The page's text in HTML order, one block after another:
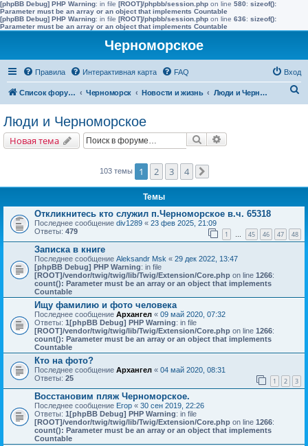
[phpBB Debug] PHP Warning: in file [ROOT]/phpbb/session.php on line 580: sizeof():
Parameter must be an array or an object that implements Countable
[phpBB Debug] PHP Warning: in file [ROOT]/phpbb/session.php on line 636: sizeof():
Parameter must be an array or an object that implements Countable
Черноморское
Правила Интерактивная карта FAQ Вход
Список форумов Черноморск Новости и жизнь Люди и Черноморское
Люди и Черноморское
Новая тема Поиск
103 темы 1 2 3 4
Темы
Откликнитесь кто служил п.Черноморское в.ч. 65318
Последнее сообщение div1289 « 23 фев 2025, 21:09
Ответы: 479 1 … 45 46 47 48
Записка в книге
Последнее сообщение Aleksandr Msk « 29 дек 2022, 13:47
[phpBB Debug] PHP Warning: in file
[ROOT]/vendor/twig/twig/lib/Twig/Extension/Core.php on line 1266:
count(): Parameter must be an array or an object that implements
Countable
Ищу фамилию и фото человека
Последнее сообщение Архангел « 09 май 2020, 07:32
Ответы: 1[phpBB Debug] PHP Warning: in file
[ROOT]/vendor/twig/twig/lib/Twig/Extension/Core.php on line 1266:
count(): Parameter must be an array or an object that implements
Countable
Кто на фото?
Последнее сообщение Архангел « 04 май 2020, 08:31
Ответы: 25 1 2 3
Восстановим пляж Черноморское.
Последнее сообщение Егор « 30 сен 2019, 22:26
Ответы: 1[phpBB Debug] PHP Warning: in file
[ROOT]/vendor/twig/twig/lib/Twig/Extension/Core.php on line 1266:
count(): Parameter must be an array or an object that implements
Countable